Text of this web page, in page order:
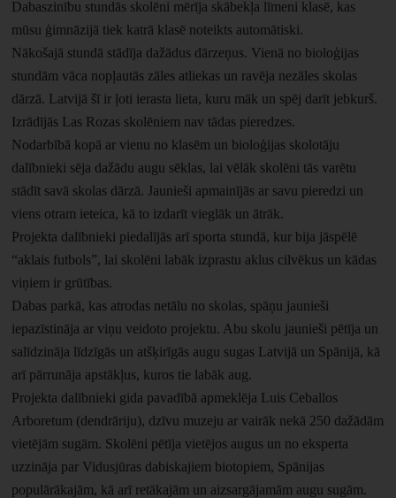
Dabaszinību stundās skolēni mērīja skābekļa līmeni klasē, kas
mūsu ģimnāzijā tiek katrā klasē noteikts automātiski.
Nākošajā stundā stādīja dažādus dārzeņus. Vienā no bioloģijas
stundām vāca nopļautās zāles atliekas un ravēja nezāles skolas
dārzā. Latvijā šī ir ļoti ierasta lieta, kuru māk un spēj darīt jebkurš.
Izrādījās Las Rozas skolēniem nav tādas pieredzes.
Nodarbībā kopā ar vienu no klasēm un bioloģijas skolotāju
dalībnieki sēja dažādu augu sēklas, lai vēlāk skolēni tās varētu
stādīt savā skolas dārzā. Jaunieši apmainījās ar savu pieredzi un
viens otram ieteica, kā to izdarīt vieglāk un ātrāk.
Projekta dalībnieki piedalījās arī sporta stundā, kur bija jāspēlē
“aklais futbols”, lai skolēni labāk izprastu aklus cilvēkus un kādas
viņiem ir grūtības.
Dabas parkā, kas atrodas netālu no skolas, spāņu jaunieši
iepazīstināja ar viņu veidoto projektu. Abu skolu jaunieši pētīja un
salīdzināja līdzīgās un atšķirīgās augu sugas Latvijā un Spānijā, kā
arī pārrunāja apstākļus, kuros tie labāk aug.
Projekta dalībnieki gida pavadībā apmeklēja Luis Ceballos
Arboretum (dendrāriju), dzīvu muzeju ar vairāk nekā 250 dažādām
vietējām sugām. Skolēni pētīja vietējos augus un no eksperta
uzzināja par Vidusjūras dabiskajiem biotopiem, Spānijas
populārākajām, kā arī retākajām un aizsargājamām augu sugām.